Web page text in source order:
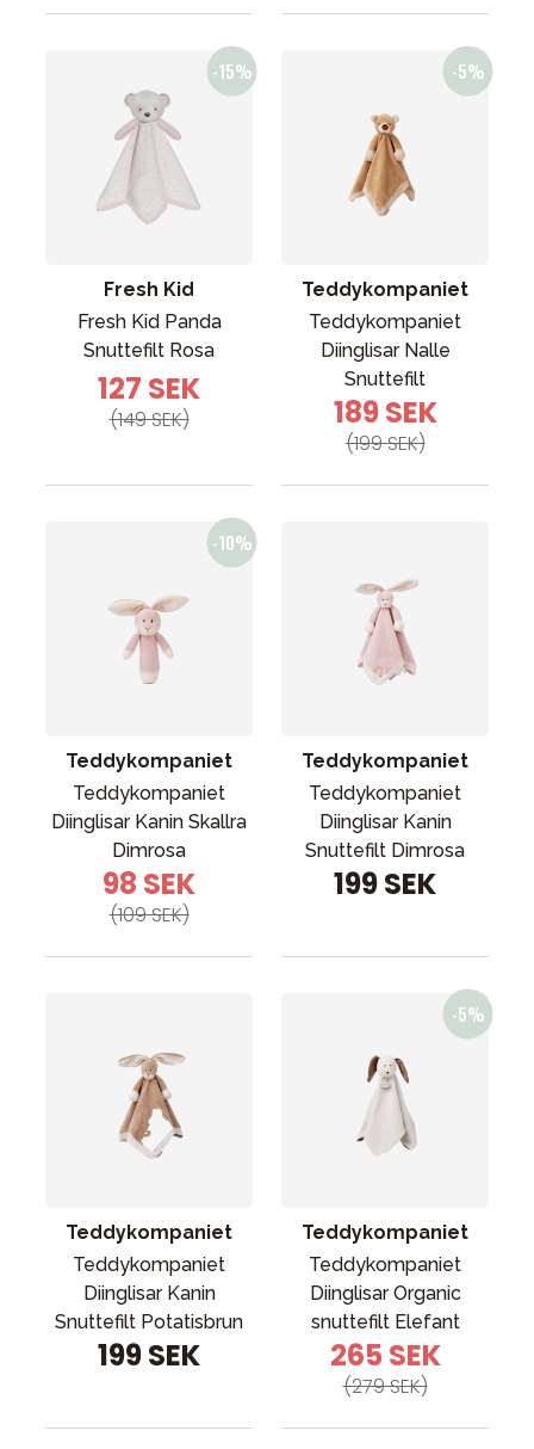
Fresh Kid
Fresh Kid Panda
Snuttefilt Rosa
127 SEK
(149 SEK)
Teddykompaniet
Teddykompaniet
Diinglisar Nalle
Snuttefilt
189 SEK
(199 SEK)
Teddykompaniet
Teddykompaniet
Diinglisar Kanin Skallra
Dimrosa
98 SEK
(109 SEK)
Teddykompaniet
Teddykompaniet
Diinglisar Kanin
Snuttefilt Dimrosa
199 SEK
Teddykompaniet
Teddykompaniet
Diinglisar Kanin
Snuttefilt Potatisbrun
199 SEK
Teddykompaniet
Teddykompaniet
Diinglisar Organic
snuttefilt Elefant
265 SEK
(279 SEK)